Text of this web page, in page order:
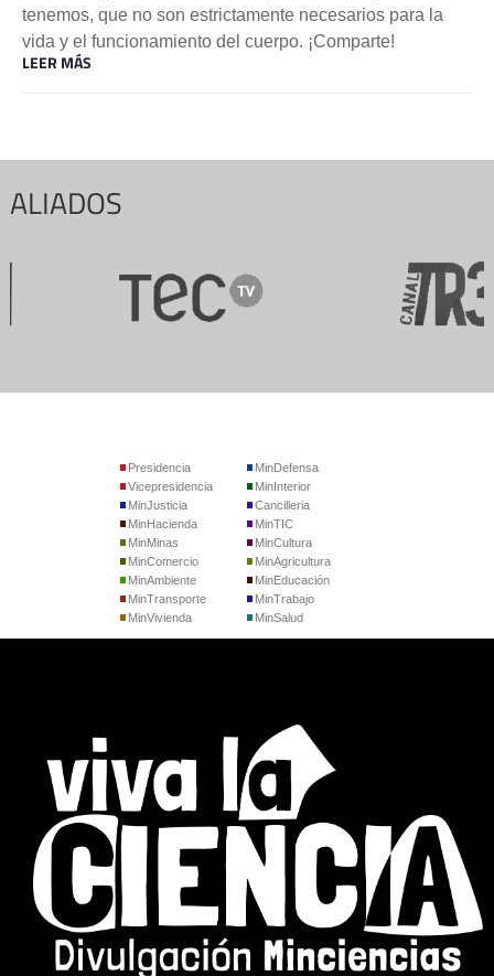
tenemos, que no son estrictamente necesarios para la
vida y el funcionamiento del cuerpo. ¡Comparte!
LEER MÁS
ALIADOS
Presidencia
Vicepresidencia
MinJusticia
MinDefensa
MinInterior
Cancilleria
MinHacienda
MinMinas
MinComercio
MinTIC
MinCultura
MinAgricultura
MinAmbiente
MinTransporte
MinVivienda
MinEducación
MinTrabajo
MinSalud